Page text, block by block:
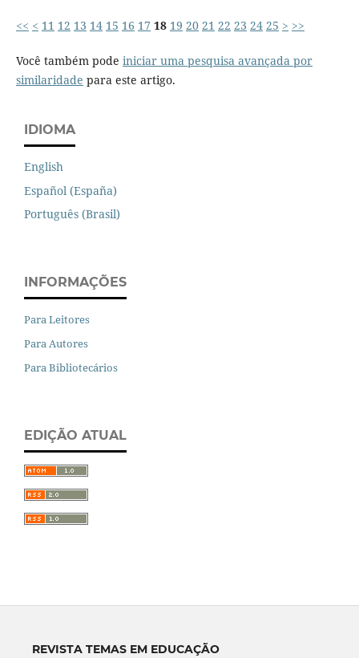
<< < 11 12 13 14 15 16 17 18 19 20 21 22 23 24 25 > >>
Você também pode iniciar uma pesquisa avançada por
similaridade para este artigo.
IDIOMA
English
Español (España)
Português (Brasil)
INFORMAÇÕES
Para Leitores
Para Autores
Para Bibliotecários
EDIÇÃO ATUAL
REVISTA TEMAS EM EDUCAÇÃO